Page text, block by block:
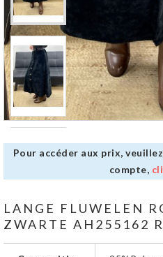
Pour accéder aux prix,
compte,
LANGE FLUWELEN
ZWARTE AH255162